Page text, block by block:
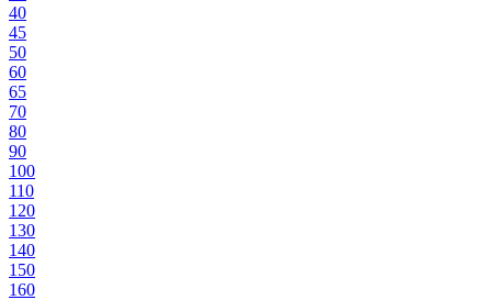
40
45
50
60
65
70
80
90
100
110
120
130
140
150
160